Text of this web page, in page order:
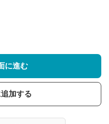
に進む
加する